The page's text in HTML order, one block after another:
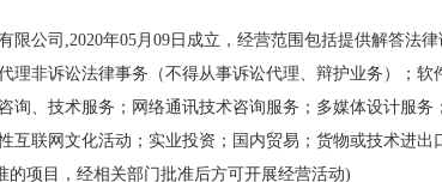
限公司,2020年05月09日成立，经营范围包括提供解答法
理非诉讼法律事务（不得从事诉讼代理、辩护业务）；
询、技术服务；网络通讯技术咨询服务；多媒体设计服
互联网文化活动；实业投资；国内贸易；货物或技术进
的项目，经相关部门批准后方可开展经营活动)